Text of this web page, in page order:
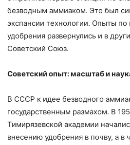
безводным аммиаком. Это был
экспансии технологии. Опыты
удобрения развернулись и в
Советский Союз.
Советский опыт: масштаб и
В СССР к идее безводного
государственным размахом. В
Тимирязевской академии
внесению удобрения в почву, а в